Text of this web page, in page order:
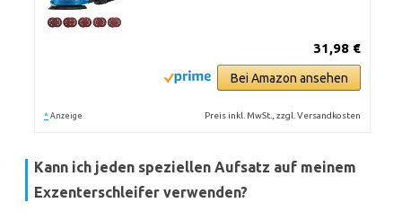
31,98 €
Bei Amazon ansehen
* Anzeige Preis inkl. MwSt., zzgl. Versandkosten
Kann ich jeden speziellen Aufsatz auf meinem
Exzenterschleifer verwenden?